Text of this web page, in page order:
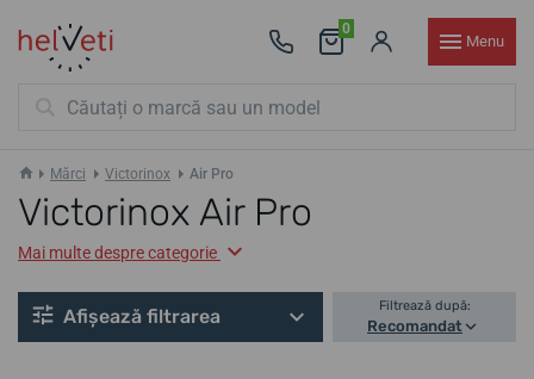
0
Menu
Mărci Victorinox Air Pro
Victorinox Air Pro
Mai multe despre categorie
Afișează filtrarea Filtrează după:
Recomandat